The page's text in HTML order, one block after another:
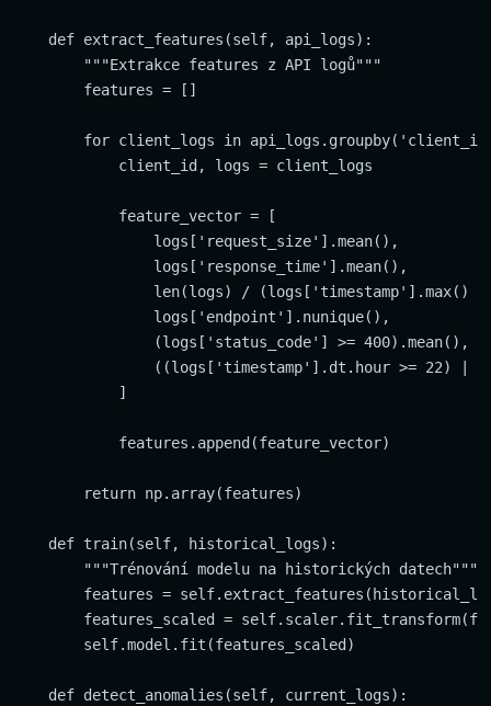
    def extract_features(self, api_logs):
        """Extrakce features z API logů"""
        features = []
for client_logs in
            client_id, logs = client_logs
            feature_vector = [
                logs['request_size'].mean(),
                logs['response_time'].mean(),
len(logs) / (logs['timestamp'].max()
                logs['endpoint'].nunique(),
                (logs['status_code'] >= 400).mean(),
((logs['timestamp'].dt.hour >= 22) |
            ]
            features.append(feature_vector)
        return np.array(features)
    def train(self, historical_logs):
        """Trénování modelu na historických datech"""
features =
features_scaled =
        self.model.fit(features_scaled)
    def detect_anomalies(self, current_logs):